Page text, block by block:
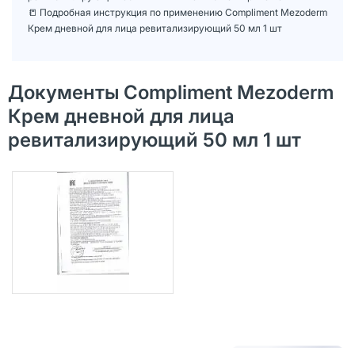
📒 Подробная инструкция по применению Compliment Mezoderm
Крем дневной для лица ревитализирующий 50 мл 1 шт
Документы Compliment Mezoderm
Крем дневной для лица
ревитализирующий 50 мл 1 шт